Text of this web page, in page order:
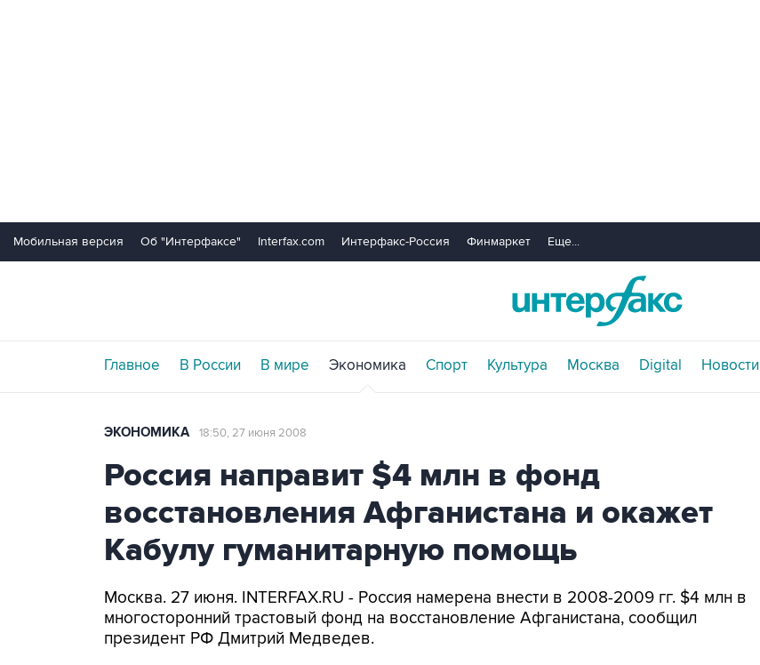
Мобильная версия Об "Интерфаксе" Interfax.com Интерфакс-Россия Финмаркет Еще...
Главное В России В мире Экономика Спорт Культура Москва Digital Новости
ЭКОНОМИКА 18:50, 27 июня 2008
Россия направит $4 млн в фонд
восстановления Афганистана и окажет
Кабулу гуманитарную помощь
Москва. 27 июня. INTERFAX.RU - Россия намерена внести в 2008-2009 гг. $4 млн в
многосторонний трастовый фонд на восстановление Афганистана, сообщил
президент РФ Дмитрий Медведев.